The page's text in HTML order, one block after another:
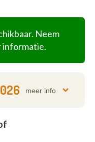
Neem
informatie.
meer info